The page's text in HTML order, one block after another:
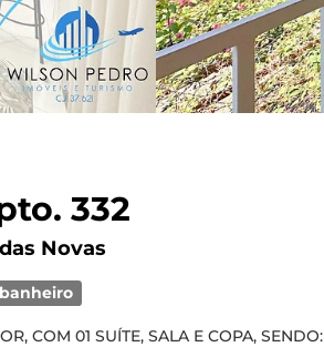
332
Novas
COM 01 SUÍTE, SALA E COPA, SENDO: